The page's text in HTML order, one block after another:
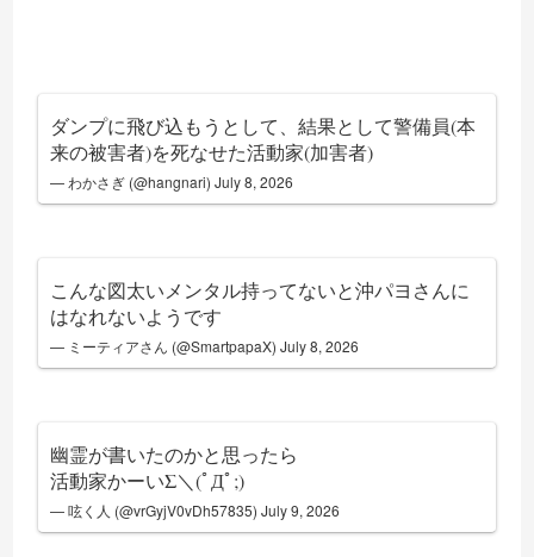
ダンプに飛び込もうとして、結果として警備員(本
来の被害者)を死なせた活動家(加害者)
— わかさぎ (@hangnari)July 8, 2026
こんな図太いメンタル持ってないと沖パヨさんに
はなれないようです
— ミーティアさん (@SmartpapaX)July 8, 2026
幽霊が書いたのかと思ったら
活動家かーいΣ＼(ﾟДﾟ;)
— 呟く人 (@vrGyjV0vDh57835)July 9, 2026